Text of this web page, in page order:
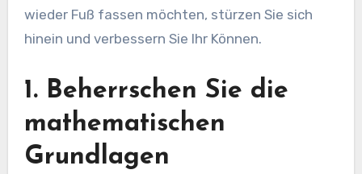
wieder Fuß fassen möchten, stürzen Sie sich
hinein und verbessern Sie Ihr Können.
1. Beherrschen Sie die
mathematischen
Grundlagen